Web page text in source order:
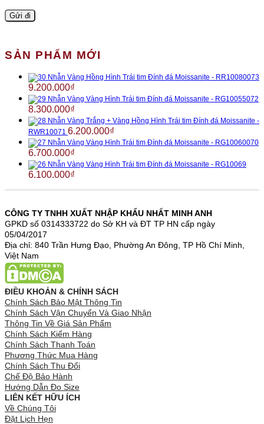
SẢN PHẨM MỚI
Nhẫn Vàng Hồng Hình Trái tim Đính đá Moissanite - RR10080073
9.200.000₫
Nhẫn Vàng Vàng Hình Trái tim Đính đá Moissanite - RG10055072
8.300.000₫
Nhẫn Vàng Trắng + Vàng Hồng Hình Trái tim Đính đá Moissanite -
RWR10071 6.200.000₫
Nhẫn Vàng Vàng Hình Trái tim Đính đá Moissanite - RG10060070
6.700.000₫
Nhẫn Vàng Vàng Hình Trái tim Đính đá Moissanite - RG10069
6.100.000₫
CÔNG TY TNHH XUẤT NHẬP KHẨU NHẤT MINH ANH
GPKD số 0314333722 do Sở KH và ĐT TP HN cấp ngày
05/04/2017
Địa chỉ: 840 Trần Hưng Đạo, Phường An Đông, TP Hồ Chí Minh,
Việt Nam
ĐIỀU KHOẢN & CHÍNH SÁCH
Chính Sách Bảo Mật Thông Tin
Chính Sách Vận Chuyển Và Giao Nhận
Thông Tin Về Giá Sản Phẩm
Chính Sách Kiểm Hàng
Chính Sách Thanh Toán
Phương Thức Mua Hàng
Chính Sách Thu Đổi
Chế Độ Bảo Hành
Hướng Dẫn Đo Size
LIÊN KẾT HỮU ÍCH
Về Chúng Tôi
Đặt Lịch Hẹn